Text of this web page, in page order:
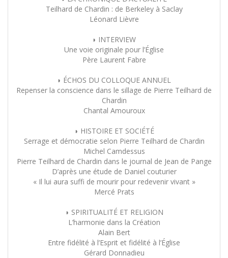
Teilhard de Chardin : de Berkeley à Saclay
Léonard Lièvre
◗ INTERVIEW
Une voie originale pour l’Église
Père Laurent Fabre
◗ ÉCHOS DU COLLOQUE ANNUEL
Repenser la conscience dans le sillage de Pierre Teilhard de
Chardin
Chantal Amouroux
◗ HISTOIRE ET SOCIÉTÉ
Serrage et démocratie selon Pierre Teilhard de Chardin
Michel Camdessus
Pierre Teilhard de Chardin dans le journal de Jean de Pange
D’après une étude de Daniel couturier
« Il lui aura suffi de mourir pour redevenir vivant »
Mercé Prats
◗ SPIRITUALITÉ ET RELIGION
L’harmonie dans la Création
Alain Bert
Entre fidélité à l’Esprit et fidélité à l’Église
Gérard Donnadieu